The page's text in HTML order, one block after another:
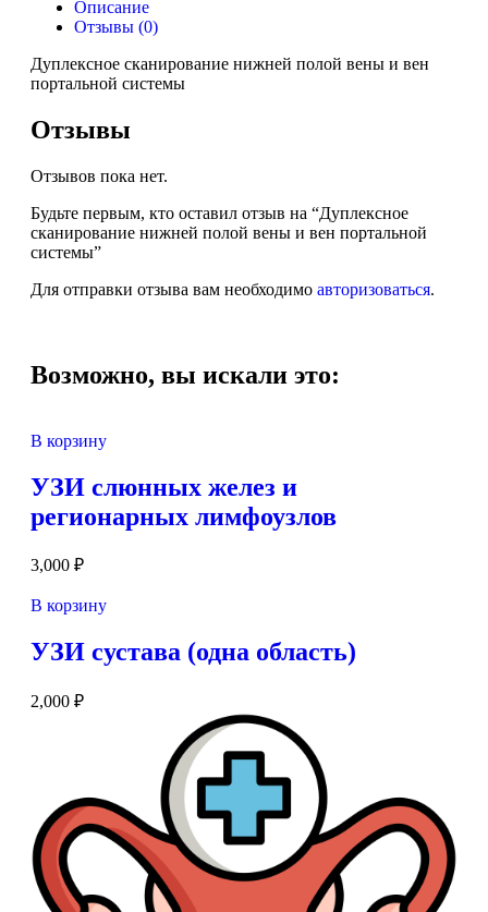
Описание
Отзывы (0)
Дуплексное сканирование нижней полой вены и вен
портальной системы
Отзывы
Отзывов пока нет.
Будьте первым, кто оставил отзыв на “Дуплексное
сканирование нижней полой вены и вен портальной
системы”
Для отправки отзыва вам необходимо авторизоваться.
Возможно, вы искали это:
В корзину
УЗИ слюнных желез и
регионарных лимфоузлов
3,000 ₽
В корзину
УЗИ сустава (одна область)
2,000 ₽